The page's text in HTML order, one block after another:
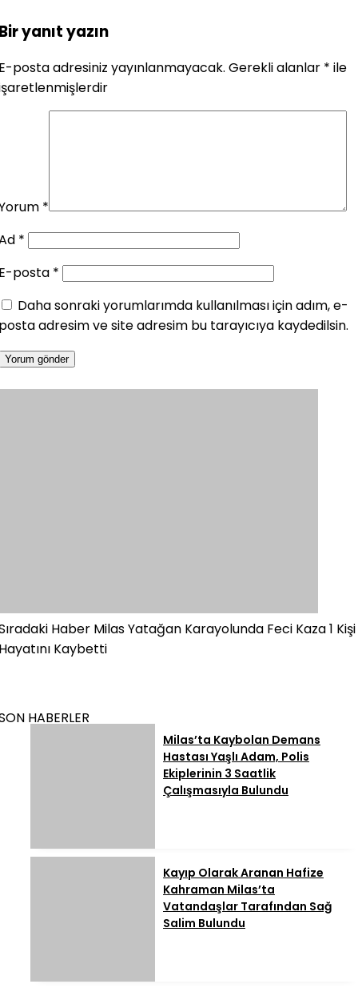
yanıt yazın
posta adresiniz yayınlanmayacak. Gerekli alanlar * ile
*
*
posta *
Daha sonraki yorumlarımda kullanılması için adım, e-
adresim ve site adresim bu tarayıcıya kaydedilsin.
Haber Milas Yatağan Karayolunda Feci Kaza 1 Kişi
Kaybetti
HABERLER
Milas’ta Kaybolan Demans
Hastası Yaşlı Adam, Polis
Ekiplerinin 3 Saatlik
Çalışmasıyla Bulundu
Kayıp Olarak Aranan Hafize
Kahraman Milas’ta
Vatandaşlar Tarafından Sağ
Salim Bulundu